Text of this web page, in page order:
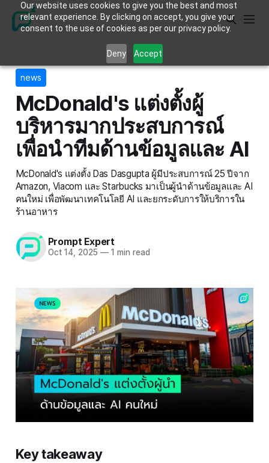
Our website uses cookies to give you the best and most
relevant experience. By clicking on accept, you give your
consent to the use of cookies as per our privacy policy.
Deny Accept
news
McDonald's แต่งตั้งผู้
บริหารมากประสบการณ์
เพื่อนำทีมด้านข้อมูลและ AI
McDonald's แต่งตั้ง Das Dasgupta ผู้มีประสบการณ์ 25 ปีจาก
Amazon, Viacom และ Starbucks มาเป็นผู้นำด้านข้อมูลและ AI
คนใหม่ เพื่อพัฒนาเทคโนโลยี AI และยกระดับการให้บริการใน
ร้านอาหาร
Prompt Expert
Oct 14, 2025 —1 min read
Key takeaway